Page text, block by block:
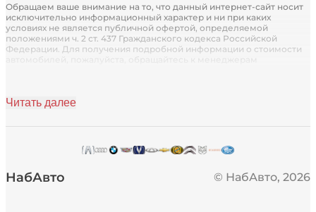
Обращаем ваше внимание на то, что данный интернет-сайт носит
исключительно информационный характер и ни при каких
условиях не является публичной офертой, определяемой
положениями ч. 2 ст. 437 Гражданского кодекса Российской
Федерации. Для получения подробной информации о стоимости
автомобилей, пожалуйста, обращайтесь к менеджерам
Страхование» (лицензия СИ № 1284 от 14.10.2021 г. Без ограничения
срока действия)
* Условия по кредитованию
Читать далее
НабАвто © НабАвто, 2026